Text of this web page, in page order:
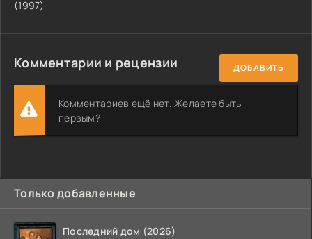
(1997)
Комментарии и рецензии ДОБАВИТЬ
Комментариев ещё нет. Желаете быть
первым?
Только добавленные
Последний дом (2026)